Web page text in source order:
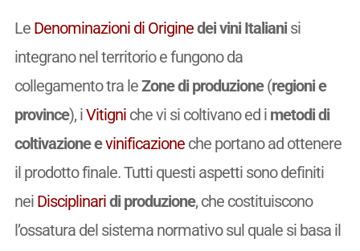
Le Denominazioni di Originedei vini Italianisi
integrano nel territorio e fungono da
collegamento tra leZone di produzione(regioni e
province), iVitigniche vi si coltivano ed i metodi di
coltivazione evinificazioneche portano ad ottenere
il prodotto finale. Tutti questi aspetti sono definiti
nei Disciplinaridi produzione, che costituiscono
l’ossatura del sistema normativo sul quale si basa il